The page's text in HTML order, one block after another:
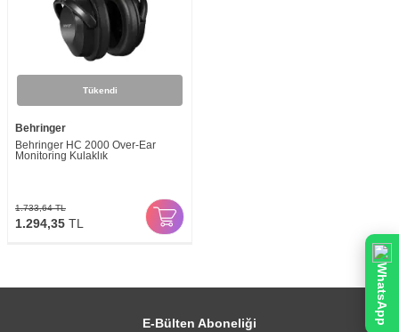
Tükendi
Behringer
Behringer HC 2000 Over-Ear
Monitoring Kulaklık
1.733,64TL
1.294,35 TL
E-Bülten Aboneliği WhatsApp